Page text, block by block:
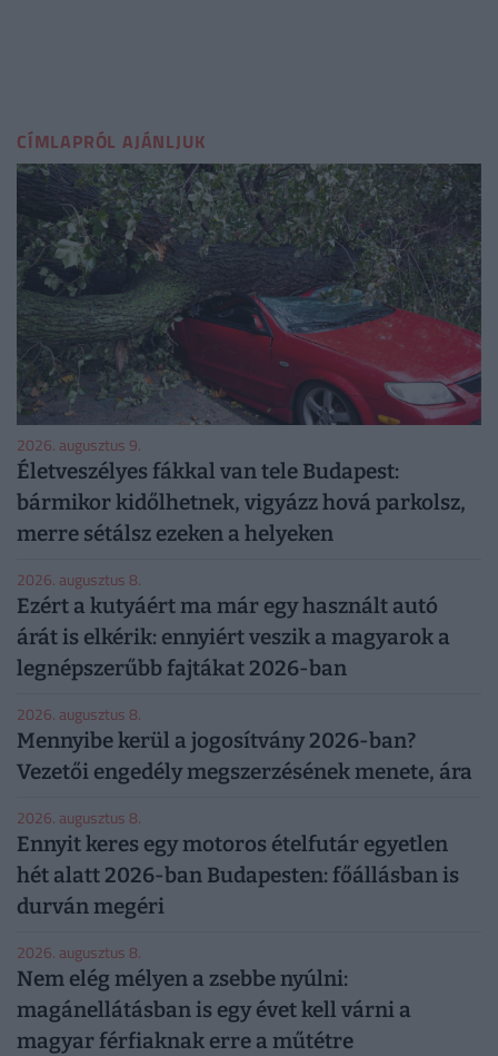
CÍMLAPRÓL AJÁNLJUK
2026. augusztus 9.
Életveszélyes fákkal van tele Budapest:
bármikor kidőlhetnek, vigyázz hová parkolsz,
merre sétálsz ezeken a helyeken
2026. augusztus 8.
Ezért a kutyáért ma már egy használt autó
árát is elkérik: ennyiért veszik a magyarok a
legnépszerűbb fajtákat 2026-ban
2026. augusztus 8.
Mennyibe kerül a jogosítvány 2026-ban?
Vezetői engedély megszerzésének menete, ára
2026. augusztus 8.
Ennyit keres egy motoros ételfutár egyetlen
hét alatt 2026-ban Budapesten: főállásban is
durván megéri
2026. augusztus 8.
Nem elég mélyen a zsebbe nyúlni:
magánellátásban is egy évet kell várni a
magyar férfiaknak erre a műtétre